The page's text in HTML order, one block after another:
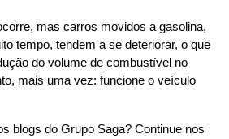
mas carros movidos a gasolina,
tempo, tendem a se deteriorar, o que
do volume de combustível no
mais uma vez: funcione o veículo
blogs do Grupo Saga? Continue nos